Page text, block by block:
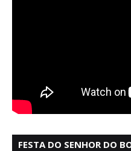
FESTA DO SENHOR DO